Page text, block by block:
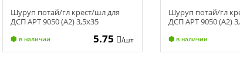
Шуруп потай/гл крест/шл для
ДСП АРТ 9050 (А2) 3,5х35
в наличии 5.75 /шт
Шуруп потай/гл
ДСП АРТ 9050 (А2)
в наличии